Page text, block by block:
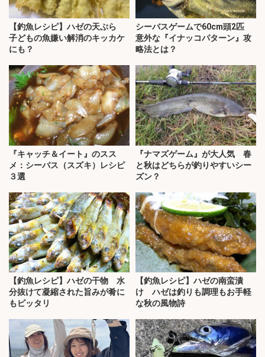
【釣魚レシピ】ハゼの天ぷら
子どもの魚嫌い解消のキッカケ
にも？
シーバスゲームで60cm頭2匹
意外な『イナッコパターン』攻
略法とは？
『キャッチ＆イート』のスス
メ：シーバス（スズキ）レシピ
３選
『ナマズゲーム』が大人気 春
と秋はどちらが釣りやすいシー
ズン？
【釣魚レシピ】ハゼの干物 水
分抜けて凝縮された旨みが肴に
もピッタリ
【釣魚レシピ】ハゼの南蛮漬
け ハゼは釣りも調理もお手軽
な秋の風物詩